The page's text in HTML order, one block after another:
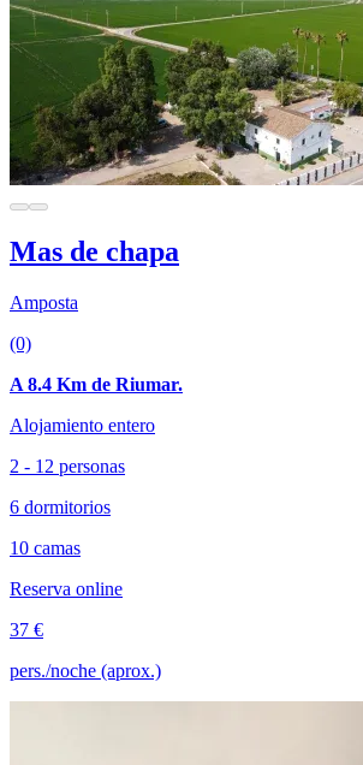
Mas de chapa
Amposta
(0)
A 8.4 Km de Riumar.
Alojamiento entero
2 - 12 personas
6 dormitorios
10 camas
Reserva online
37 €
pers./noche (aprox.)